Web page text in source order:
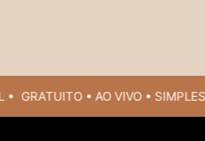
GRATUITO • AO VIVO • SIMPLES •